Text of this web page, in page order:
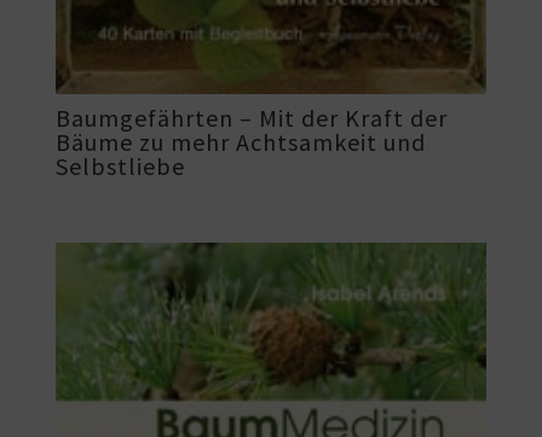
Baumgefährten – Mit der Kraft der
Bäume zu mehr Achtsamkeit und
Selbstliebe